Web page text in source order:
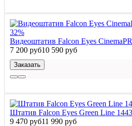
32%
Видеоштатив Falcon Eyes
7 200 руб10 590 руб
Заказать
Штатив Falcon Eyes Green Line
9 470 руб11 990 руб